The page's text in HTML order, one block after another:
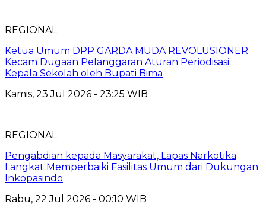
REGIONAL
Ketua Umum DPP GARDA MUDA REVOLUSIONER
Kecam Dugaan Pelanggaran Aturan Periodisasi
Kepala Sekolah oleh Bupati Bima
Kamis, 23 Jul 2026 - 23:25 WIB
REGIONAL
Pengabdian kepada Masyarakat, Lapas Narkotika
Langkat Memperbaiki Fasilitas Umum dari Dukungan
Inkopasindo
Rabu, 22 Jul 2026 - 00:10 WIB